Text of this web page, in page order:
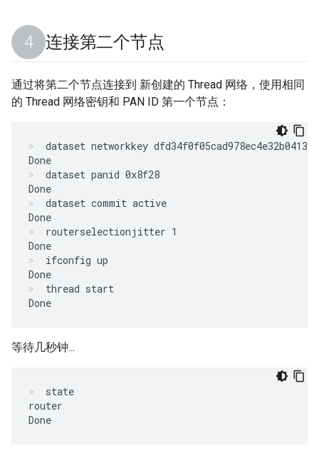
连接第二个节点
通过将第二个节点连接到 新创建的 Thread 网络，使用相同
的 Thread 网络密钥和 PAN ID 第一个节点：
dataset networkkey
dataset panid 0x8f28
dataset commit active
routerselectionjitter 1
ifconfig up
thread start
等待几秒钟...
state
router